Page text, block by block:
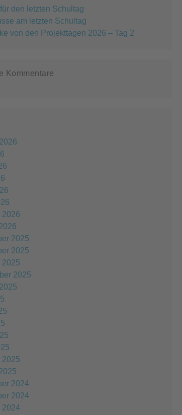
den letzten Schultag
am letzten Schultag
von den Projekttagen 2026 – Tag 2
Kommentare
2026
2025
2025
2025
2025
2025
2024
2024
2024